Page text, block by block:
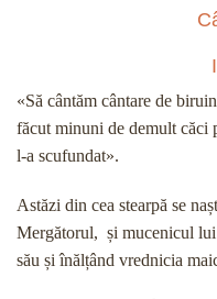
«Să cântăm cântare de
făcut minuni de demult căci
l-a scufundat».
Astăzi din cea stearpă se
Mergătorul, și mucenicul
său și înălțând vrednicia